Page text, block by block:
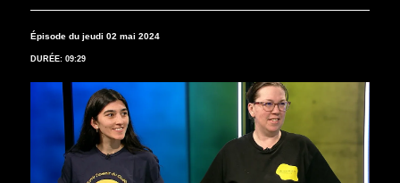
Épisode du jeudi 02 mai 2024
DURÉE: 09:29